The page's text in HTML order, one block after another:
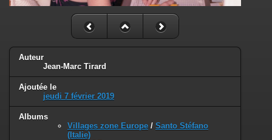
Auteur
Jean-Marc Tirard
Ajoutée le
jeudi 7 février 2019
Albums
Villages zone Europe / Santo Stéfano
(Italie)